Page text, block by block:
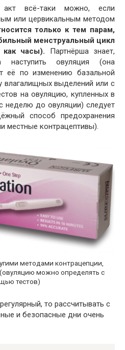
акт всё-таки можно, если
или цервикальным методом
только к тем парам,
менструальный цикл
как часы). Партнёрша знает,
овуляция (она
её по изменению базальной
влагалищных выделений или с
на овуляцию, купленных в
неделю до овуляции) следует
способ предохранения
местные контрацептивы).
методами контрацепции,
можно определять с
тестов)
то рассчитывать с
и безопасные дни очень